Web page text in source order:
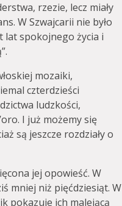
rzezie, lecz miały
W Szwajcarii nie było
lat spokojnego życia i
mozaiki,
czterdzieści
ludzkości,
I już możemy się
są jeszcze rozdziały o
jej opowieść. W
mniej niż pięćdziesiąt. W
pokazuje ich malejącą